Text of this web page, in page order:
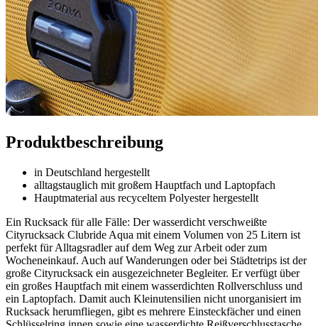
Produktbeschreibung
in Deutschland hergestellt
alltagstauglich mit großem Hauptfach und Laptopfach
Hauptmaterial aus recyceltem Polyester hergestellt
Ein Rucksack für alle Fälle: Der wasserdicht verschweißte
Cityrucksack Clubride Aqua mit einem Volumen von 25 Litern ist
perfekt für Alltagsradler auf dem Weg zur Arbeit oder zum
Wocheneinkauf. Auch auf Wanderungen oder bei Städtetrips ist der
große Cityrucksack ein ausgezeichneter Begleiter. Er verfügt über
ein großes Hauptfach mit einem wasserdichten Rollverschluss und
ein Laptopfach. Damit auch Kleinutensilien nicht unorganisiert im
Rucksack herumfliegen, gibt es mehrere Einsteckfächer und einen